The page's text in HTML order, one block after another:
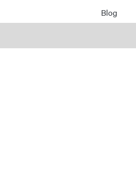
Blog